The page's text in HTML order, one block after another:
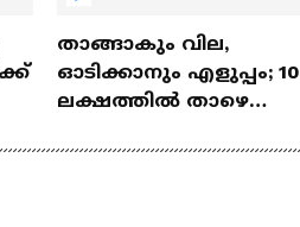
താങ്ങാകും വില,
ഓടിക്കാനും എളുപ്പം; 10
ലക്ഷത്തിൽ താഴെ
എസ്‍യുവികൾ